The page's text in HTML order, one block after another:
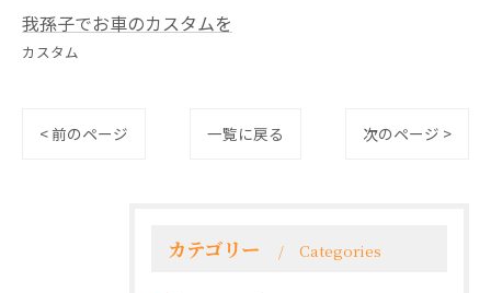
我孫子でお車のカスタムを
カスタム
< 前のページ 一覧に戻る 次のページ >
カテゴリー Categories